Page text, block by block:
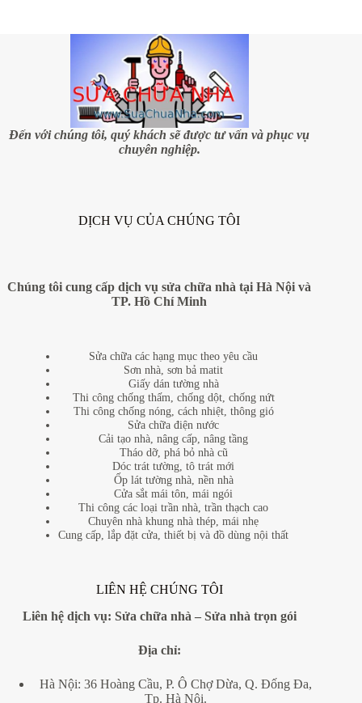
Đến với chúng tôi, quý khách sẽ được tư vấn và phục vụ
chuyên nghiệp.
DỊCH VỤ CỦA CHÚNG TÔI
Chúng tôi cung cấp dịch vụ sửa chữa nhà tại Hà Nội và
TP. Hồ Chí Minh
Sửa chữa các hạng mục theo yêu cầu
Sơn nhà, sơn bả matit
Giấy dán tường nhà
Thi công chống thấm, chống dột, chống nứt
Thi công chống nóng, cách nhiệt, thông gió
Sửa chữa điện nước
Cải tạo nhà, nâng cấp, nâng tầng
Tháo dỡ, phá bỏ nhà cũ
Dóc trát tường, tô trát mới
Ốp lát tường nhà, nền nhà
Cửa sắt mái tôn, mái ngói
Thi công các loại trần nhà, trần thạch cao
Chuyên nhà khung nhà thép, mái nhẹ
Cung cấp, lắp đặt cửa, thiết bị và đồ dùng nội thất
LIÊN HỆ CHÚNG TÔI
Liên hệ dịch vụ: Sửa chữa nhà – Sửa nhà trọn gói
Địa chỉ:
Hà Nội: 36 Hoàng Cầu, P. Ô Chợ Dừa, Q. Đống Đa,
Tp. Hà Nội.